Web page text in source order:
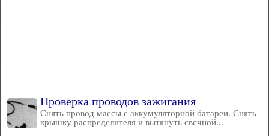
Проверка проводов зажигания
Снять провод массы с аккумуляторной батареи. Снять
крышку распределителя и вытянуть свечной...